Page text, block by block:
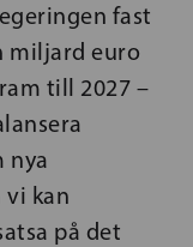
fast
miljard euro
till 2027 –
nya
kan
på det